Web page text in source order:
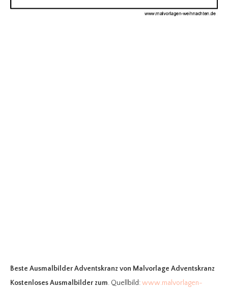
Beste Ausmalbilder Adventskranz von Malvorlage Adventskranz
Kostenloses Ausmalbilder zum. Quellbild:www.malvorlagen-